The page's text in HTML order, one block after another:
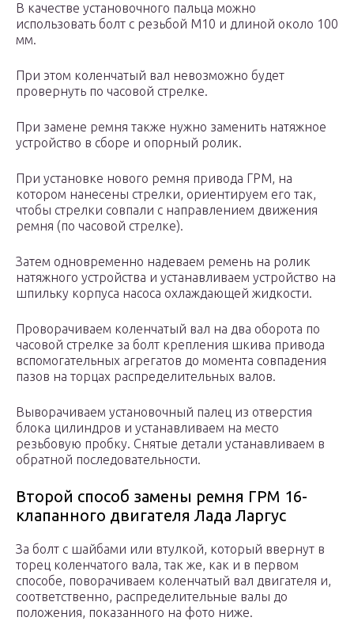
В качестве установочного пальца можно
использовать болт с резьбой М10 и длиной около 100
мм.
При этом коленчатый вал невозможно будет
провернуть по часовой стрелке.
При замене ремня также нужно заменить натяжное
устройство в сборе и опорный ролик.
При установке нового ремня привода ГРМ, на
котором нанесены стрелки, ориентируем его так,
чтобы стрелки совпали с направлением движения
ремня (по часовой стрелке).
Затем одновременно надеваем ремень на ролик
натяжного устройства и устанавливаем устройство на
шпильку корпуса насоса охлаждающей жидкости.
Проворачиваем коленчатый вал на два оборота по
часовой стрелке за болт крепления шкива привода
вспомогательных агрегатов до момента совпадения
пазов на торцах распределительных валов.
Выворачиваем установочный палец из отверстия
блока цилиндров и устанавливаем на место
резьбовую пробку. Снятые детали устанавливаем в
обратной последовательности.
Второй способ замены ремня ГРМ 16-
клапанного двигателя Лада Ларгус
За болт с шайбами или втулкой, который ввернут в
торец коленчатого вала, так же, как и в первом
способе, поворачиваем коленчатый вал двигателя и,
соответственно, распределительные валы до
положения, показанного на фото ниже.